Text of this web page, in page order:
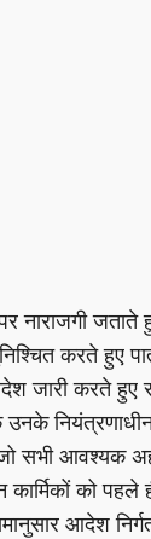
जताते
करते हुए
जारी करते हुए
उनके
जो सभी
को पहले
आदेश